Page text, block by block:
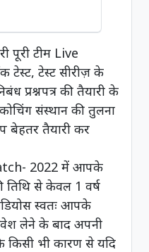
पूरी टीम Live
टेस्ट, टेस्ट सीरीज़ के
प्रश्नपत्र की तैयारी के
कोचिंग संस्थान की तुलना
बेहतर तैयारी कर
2022 में आपके
तिथि से केवल 1 वर्ष
स्वतः आपके
लेने के बाद अपनी
किसी भी कारण से यदि